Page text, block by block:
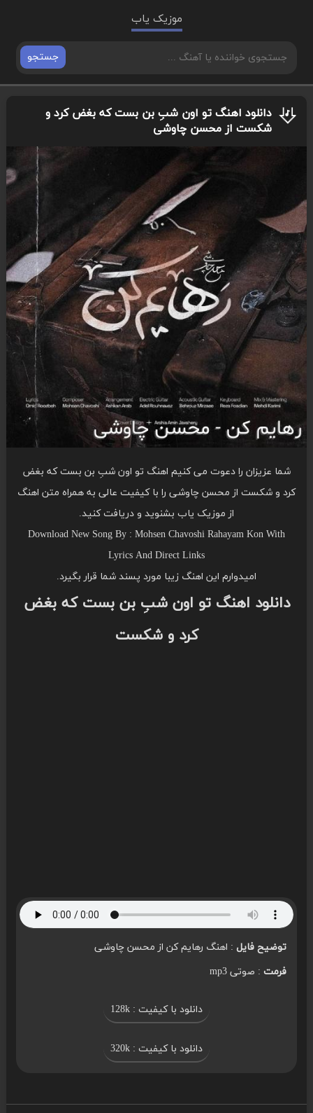
موزیک یاب
جستجو
دانلود اهنگ تو اون شبِ بن بست که بغض کرد و
شکست از محسن چاوشی
شما عزیزان را دعوت می کنیم اهنگ تو اون شبِ بن بست که بغض
کرد و شکست از محسن چاوشی را با کیفیت عالی به همراه متن اهنگ
از موزیک یاب بشنوید و دریافت کنید.
Download New Song By : Mohsen Chavoshi Rahayam Kon With
Lyrics And Direct Links
امیدوارم این اهنگ زیبا مورد پسند شما قرار بگیرد.
دانلود اهنگ تو اون شبِ بن بست که بغض
کرد و شکست
توضیح فایل: اهنگ رهایم کن از محسن چاوشی
فرمت: صوتی mp3
دانلود با کیفیت : 128k
دانلود با کیفیت : 320k